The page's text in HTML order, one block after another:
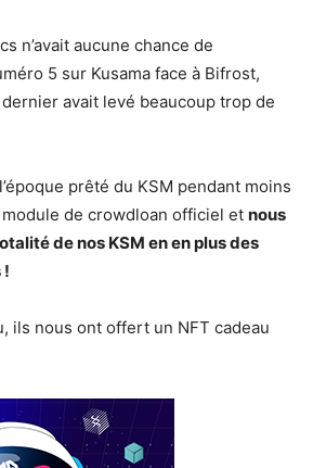
n’avait aucune chance de
5 sur Kusama face à Bifrost,
avait levé beaucoup trop de
prêté du KSM pendant moins
de crowdloan officiel et nous
de nos KSM en en plus des
!
ils nous ont offert un NFT cadeau